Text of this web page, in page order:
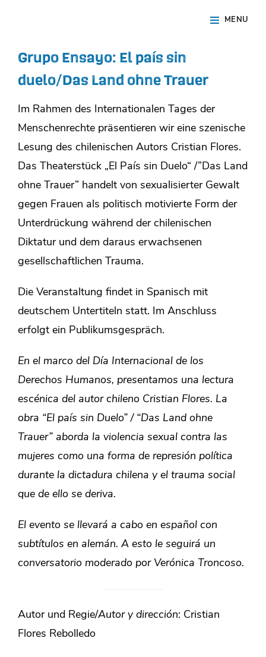
MENU
Grupo Ensayo: El país sin
duelo/Das Land ohne Trauer
Im Rahmen des Internationalen Tages der
Menschenrechte präsentieren wir eine szenische
Lesung des chilenischen Autors Cristian Flores.
Das Theaterstück „El País sin Duelo“ /”Das Land
ohne Trauer” handelt von sexualisierter Gewalt
gegen Frauen als politisch motivierte Form der
Unterdrückung während der chilenischen
Diktatur und dem daraus erwachsenen
gesellschaftlichen Trauma.
Die Veranstaltung findet in Spanisch mit
deutschem Untertiteln statt. Im Anschluss
erfolgt ein Publikumsgespräch.
En el marco del Día Internacional de los
Derechos Humanos, presentamos una lectura
escénica del autor chileno Cristian Flores. La
obra “El país sin Duelo” / “Das Land ohne
Trauer” aborda la violencia sexual contra las
mujeres como una forma de represión política
durante la dictadura chilena y el trauma social
que de ello se deriva.
El evento se llevará a cabo en español con
subtítulos en alemán. A esto le seguirá un
conversatorio moderado por Verónica Troncoso.
Autor und Regie/Autor y dirección: Cristian
Flores Rebolledo